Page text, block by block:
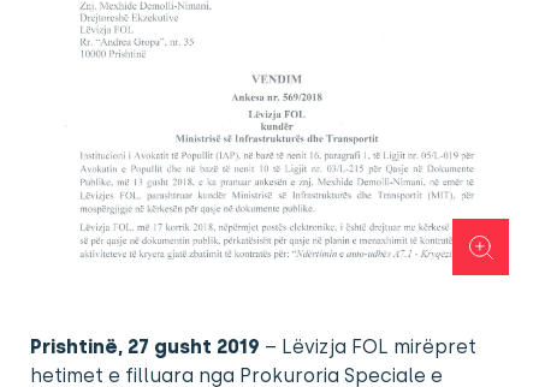
Prishtinë, 27 gusht 2019 – Lëvizja FOL mirëpret
hetimet e filluara nga Prokuroria Speciale e